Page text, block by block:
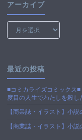
アーカイブ
ア
カ
最近の投稿
■コミカライズコミックス
度目の人生でわたしを殺し
【商業誌・イラスト】小説
【商業誌・イラスト】小説